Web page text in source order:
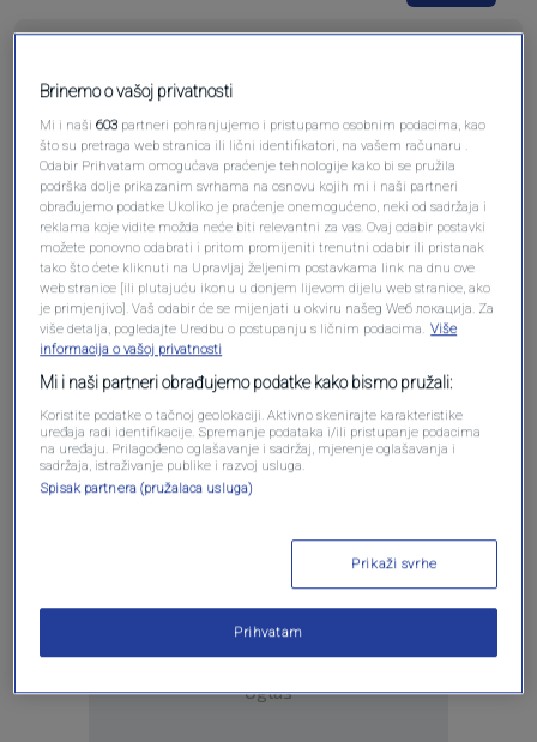
Pošalji komentar
Oglas
Oglas
Brinemo o vašoj privatnosti
Mi i naši603 partneri pohranjujemo i pristupamo osobnim podacima, kao
što su pretraga web stranica ili lični identifikatori, na vašem računaru .
Odabir Prihvatam omogućava praćenje tehnologije kako bi se pružila
podrška dolje prikazanim svrhama na osnovu kojih mi i naši partneri
obrađujemo podatke Ukoliko je praćenje onemogućeno, neki od sadržaja i
reklama koje vidite možda neće biti relevantni za vas. Ovaj odabir postavki
možete ponovno odabrati i pritom promijeniti trenutni odabir ili pristanak
tako što ćete kliknuti na Upravljaj željenim postavkama link na dnu ove
web stranice [ili plutajuću ikonu u donjem lijevom dijelu web stranice, ako
je primjenjivo]. Vaš odabir će se mijenjati u okviru našeg Wеб локација. Za
više detalja, pogledajte Uredbu o postupanju s ličnim podacima. Više
informacija o vašoj privatnosti
Mi i naši partneri obrađujemo podatke kako bismo pružali:
Koristite podatke o tačnoj geolokaciji. Aktivno skenirajte karakteristike
uređaja radi identifikacije. Spremanje podataka i/ili pristupanje podacima
na uređaju. Prilagođeno oglašavanje i sadržaj, mjerenje oglašavanja i
sadržaja, istraživanje publike i razvoj usluga.
Spisak partnera (pružalaca usluga)
Prikaži svrhe
Prihvatam